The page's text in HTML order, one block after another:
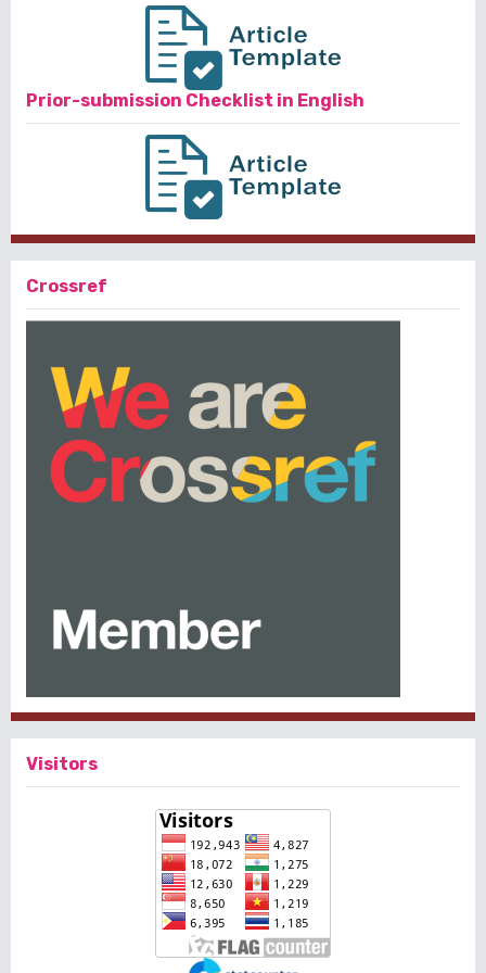
Prior-submission Checklist in English
Crossref
Visitors